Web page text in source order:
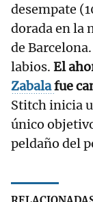
desempate
dorada en la
de
labios. El
Zabalafue
Stitch inicia
único
peldaño del